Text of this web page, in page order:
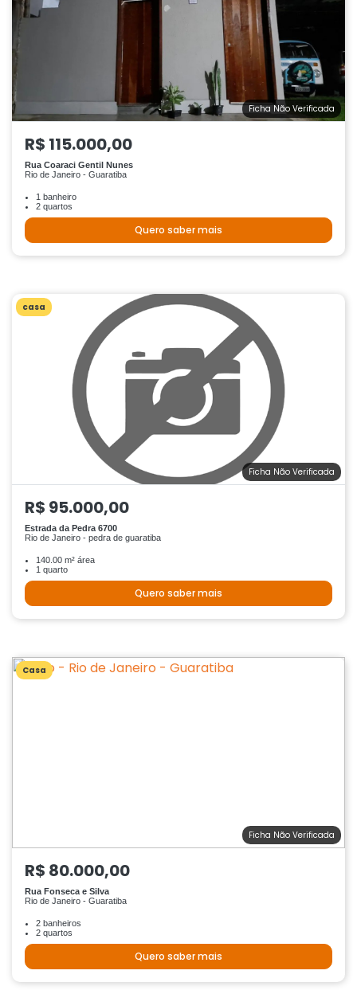
Ficha Não Verificada
R$ 115.000,00
Rua Coaraci Gentil Nunes
Rio de Janeiro - Guaratiba
1 banheiro
2 quartos
Quero saber mais
casa
Ficha Não Verificada
R$ 95.000,00
Estrada da Pedra 6700
Rio de Janeiro - pedra de guaratiba
140.00 m² área
1 quarto
Quero saber mais
Casa
Ficha Não Verificada
R$ 80.000,00
Rua Fonseca e Silva
Rio de Janeiro - Guaratiba
2 banheiros
2 quartos
Quero saber mais